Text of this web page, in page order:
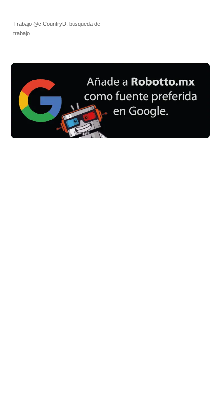
Trabajo @c:CountryD, búsqueda de
trabajo